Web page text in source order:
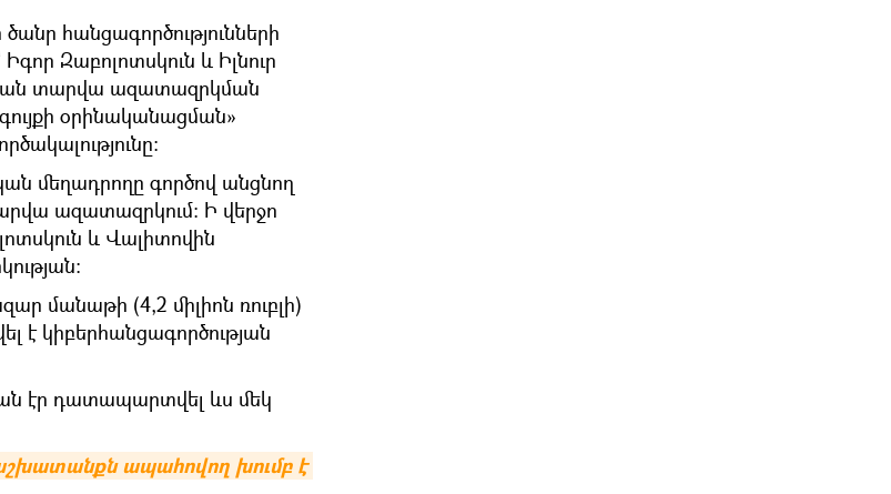
հանցագործությունների
Զաբոլոտսկուն և Իլնուր
տարվա ազատազրկման
օրինականացման»
մեղադրողը գործով անցնող
ազատազրկում: Ի վերջո
և Վալիտովին
մանաթի (4,2 միլիոն ռուբլի)
է կիբերհանցագործության
էր դատապարտվել ևս մեկ
ապահովող խումբ է